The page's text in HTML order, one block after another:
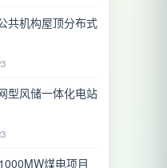
共机构屋顶分布式
型风储一体化电站
煤电项目